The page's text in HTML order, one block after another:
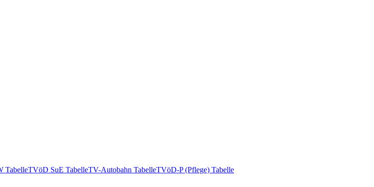
TabelleTVöD SuE TabelleTV-Autobahn TabelleTVöD-P (Pflege) Tabelle